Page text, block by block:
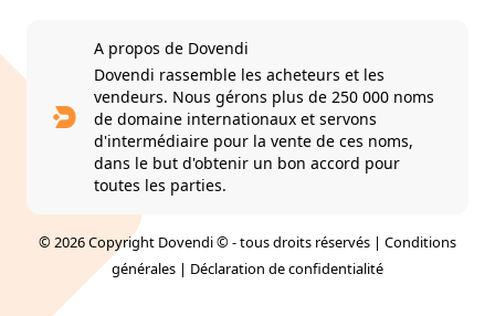
A propos de Dovendi
Dovendi rassemble les acheteurs et les
vendeurs. Nous gérons plus de 250 000 noms
de domaine internationaux et servons
d'intermédiaire pour la vente de ces noms,
dans le but d'obtenir un bon accord pour
toutes les parties.
© 2026 Copyright Dovendi © - tous droits réservés | Conditions
générales | Déclaration de confidentialité